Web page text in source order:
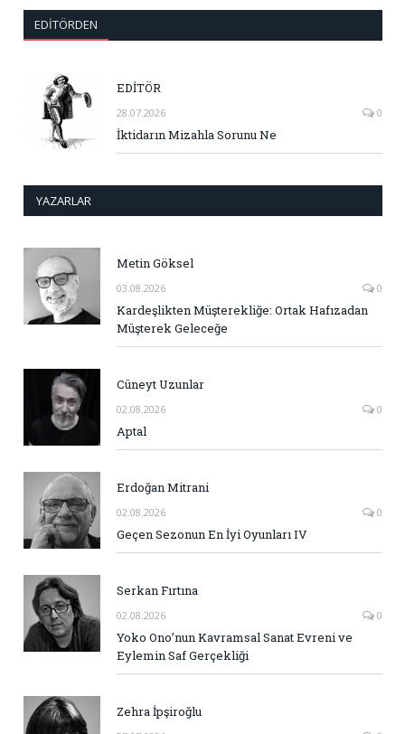
EDITÖRDEN
EDİTÖR
28.07.2026 0
İktidarın Mizahla Sorunu Ne
YAZARLAR
Metin Göksel
03.08.2026 0
Kardeşlikten Müşterekliğe: Ortak Hafızadan
Müşterek Geleceğe
Cüneyt Uzunlar
02.08.2026 0
Aptal
Erdoğan Mitrani
02.08.2026 0
Geçen Sezonun En İyi Oyunları IV
Serkan Fırtına
02.08.2026 0
Yoko Ono’nun Kavramsal Sanat Evreni ve
Eylemin Saf Gerçekliği
Zehra İpşiroğlu